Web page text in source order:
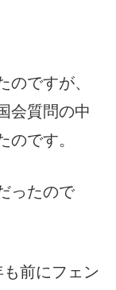
ですが、
会質問の中
のです。
ったので
前にフェン